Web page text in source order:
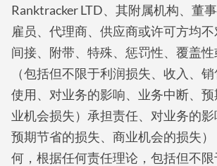
Ranktracker LTD、其附属机构、董事
雇员、代理商、供应商或许可方均
间接、附带、特殊、惩罚性、覆盖
（包括但不限于利润损失、收入、
使用、对业务的影响、业务中断、
业机会损失）承担责任、对业务的影
预期节省的损失、商业机会的损失
何，根据任何责任理论，包括但不